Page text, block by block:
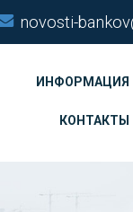
novosti-
ИНФОРМАЦИЯ
КОНТАКТЫ